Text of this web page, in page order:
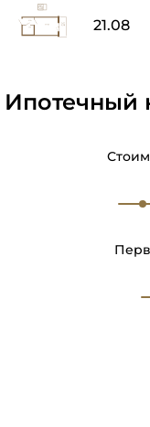
21.08
Ипотечный